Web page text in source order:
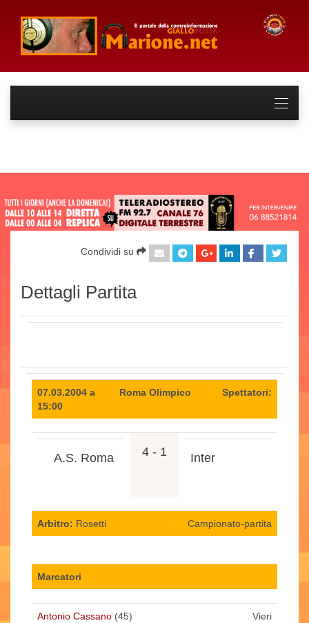
Condividi su
Dettagli Partita
07.03.2004 a
15:00
Roma Olimpico Spettatori:
A.S. Roma 4 - 1 Inter
Arbitro: Rosetti Campionato-partita
Marcatori
Antonio Cassano (45)
Vieri